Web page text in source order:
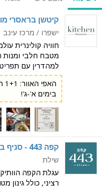
קיטשן בראסרי
ישפרו / מרכז עינב
חוויה קולינרית
מטבח חלבי
למהדרין עם
מעודנות על בסיס
בר יינות
כאן לת
בימים א'-ג'!
קפה 443 - סניף בית גלי
שילת
עגלת הקפה
רציני, כולל גינון